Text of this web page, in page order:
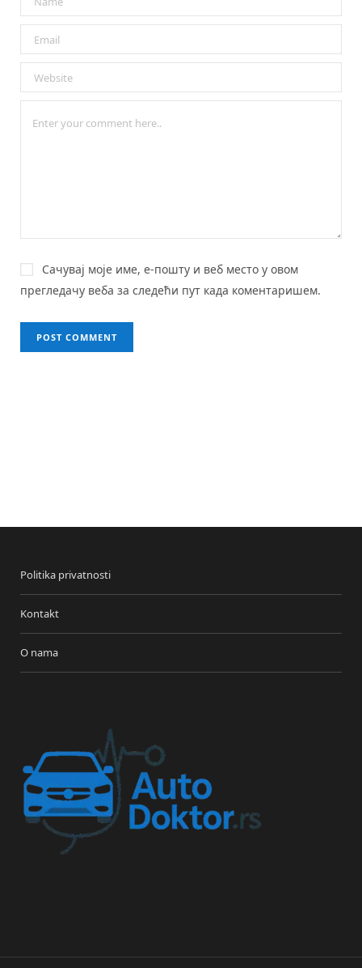
Сачувај моје име, е-пошту и веб место у овом
прегледачу веба за следећи пут када коментаришем.
Politika privatnosti
Kontakt
O nama